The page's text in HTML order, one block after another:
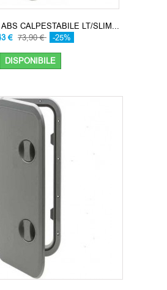
CALPESTABILE LT/SLIM...
€ 73,90 € -25%
DISPONIBILE